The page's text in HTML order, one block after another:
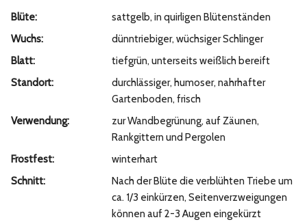
Blüte:
sattgelb, in quirligen Blütenständen
Wuchs:
dünntriebiger, wüchsiger Schlinger
Blatt:
tiefgrün, unterseits weißlich bereift
Standort:
durchlässiger, humoser, nahrhafter
Gartenboden, frisch
Verwendung:
zur Wandbegrünung, auf Zäunen,
Rankgittern und Pergolen
Frostfest:
winterhart
Schnitt:
Nach der Blüte die verblühten Triebe um
ca. 1/3 einkürzen, Seitenverzweigungen
können auf 2-3 Augen eingekürzt